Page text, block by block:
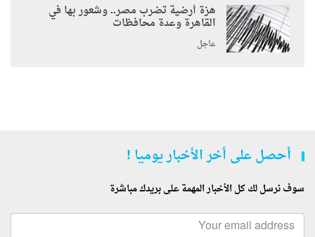
هزة أرضية تضرب مصر.. وشعور بها في
القاهرة وعدة محافظات
عاجل
أحصل على أخر الأخبار يوميا !
سوف نرسل لك كل الأخبار المهمة على بريدك مباشرة